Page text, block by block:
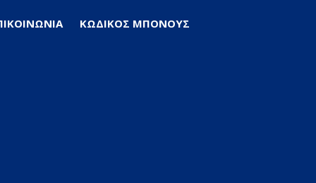
ΚΩΔΙΚΟΣ ΜΠΟΝΟΥΣ